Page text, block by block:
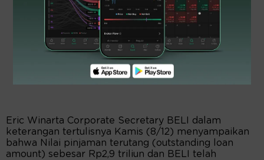
Eric Winarta Corporate Secretary BELI dalam
keterangan tertulisnya Kamis (8/12) menyampaikan
bahwa Nilai pinjaman terutang (outstanding loan
amount) sebesar Rp2,9 triliun dan BELI telah